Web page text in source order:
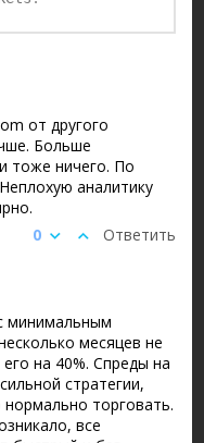
от другого
Больше
тоже ничего. По
аналитику
Ответить
0
минимальным
месяцев не
на 40%. Спреды на
стратегии,
торговать.
все